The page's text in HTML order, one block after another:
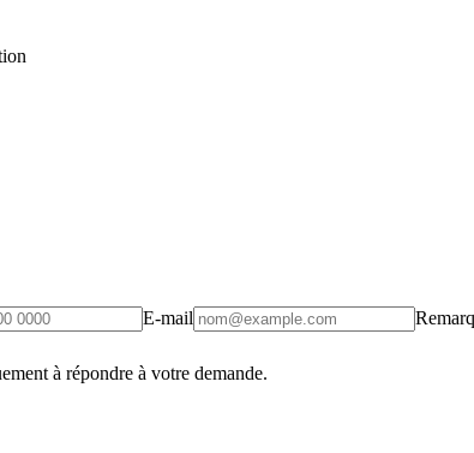
E-mail
à répondre à votre demande.